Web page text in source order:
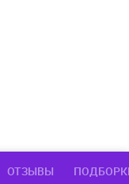
ОТЗЫВЫ